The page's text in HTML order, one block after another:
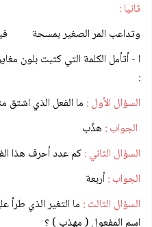
ثانيا :
وتداعب المر الصغير بمسحة
ا - أتأمل الكلمة التي كتبت بلون
:
السؤال الأول : ما الفعل الذي اشتق
الجواب : هذّب
السؤال الثاني :كم عدد أحرف هذا
الجواب :أربعة
السؤال الثالث : ما التغير الذي طرأ
اسم المفعول ( مهذب ) ؟